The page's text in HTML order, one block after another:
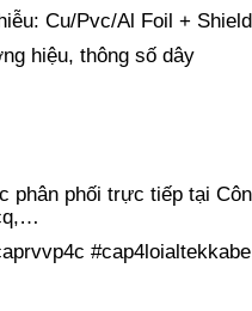
Cu/Pvc/Al Foil +
hiệu, thông số dây
phân phối trực tiếp tại